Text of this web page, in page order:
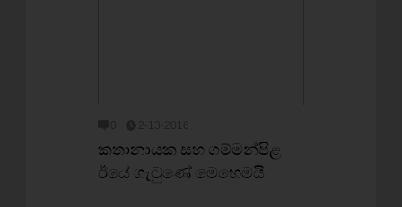
කතානායක සහ ගම්මන්පිළ
ඊයේ ගැටුණේ මෙහෙමයි